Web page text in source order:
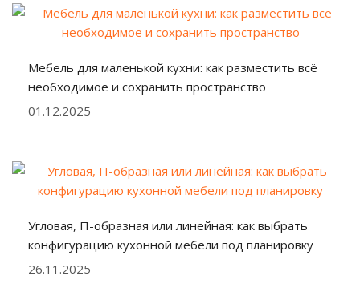
Мебель для маленькой кухни: как разместить всё
необходимое и сохранить пространство
01.12.2025
Угловая, П-образная или линейная: как выбрать
конфигурацию кухонной мебели под планировку
26.11.2025